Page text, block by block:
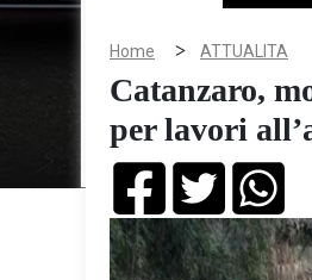
Home > ATTUALITA
Catanzaro,
per lavori